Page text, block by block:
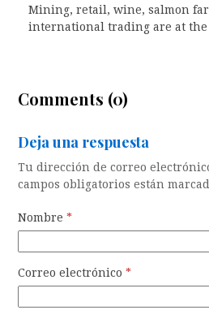
Mining, retail, wine, salmon
international trading are at
Comments (0)
Deja una respuesta
Tu dirección de correo
campos obligatorios están
Nombre*
Correo electrónico*